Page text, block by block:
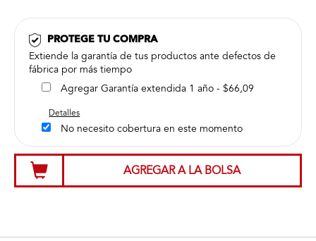
PROTEGE TU COMPRA
Extiende la garantía de tus productos ante defectos de
fábrica por más tiempo
Agregar Garantía extendida 1 año - $66,09
Detalles
No necesito cobertura en este momento
AGREGAR A LA BOLSA